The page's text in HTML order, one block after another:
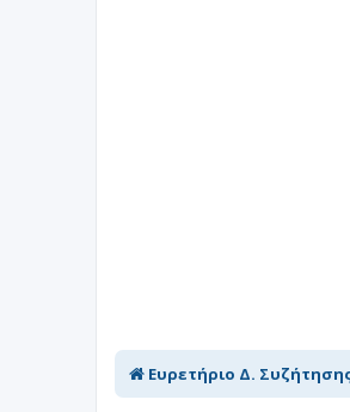
Ευρετήριο Δ.